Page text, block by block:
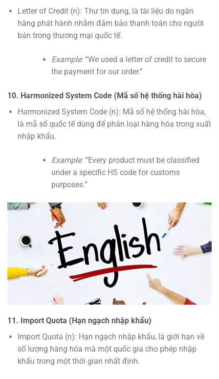
Letter of Credit (n): Thư tín dụng, là tài liệu do ngân
hàng phát hành nhằm đảm bảo thanh toán cho người
bán trong thương mại quốc tế.
Example: “We used a letter of credit to secure
the payment for our order.”
10. Harmonized System Code (Mã số hệ thống hài hòa)
Harmonized System Code (n): Mã số hệ thống hài hòa,
là mã số quốc tế dùng để phân loại hàng hóa trong xuất
nhập khẩu.
Example: “Every product must be classified
under a specific HS code for customs
purposes.”
11. Import Quota (Hạn ngạch nhập khẩu)
Import Quota (n): Hạn ngạch nhập khẩu, là giới hạn về
số lượng hàng hóa mà một quốc gia cho phép nhập
khẩu trong một thời gian nhất định.